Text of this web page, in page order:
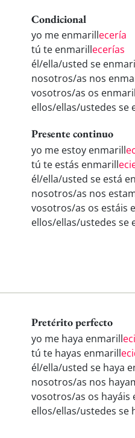
Condicional
yo me enmarillecería
tú te enmarillecerías
él/ella/usted se
nosotros/as nos
vosotros/as os
ellos/ellas/ustedes se
Presente continuo
yo me estoy enmarill
tú te estás enmarill
él/ella/usted se está
nosotros/as nos
vosotros/as os estáis
ellos/ellas/ustedes se
Pretérito perfecto
yo me haya enmarill
tú te hayas enmarill
él/ella/usted se haya
nosotros/as nos
vosotros/as os hayáis
ellos/ellas/ustedes se